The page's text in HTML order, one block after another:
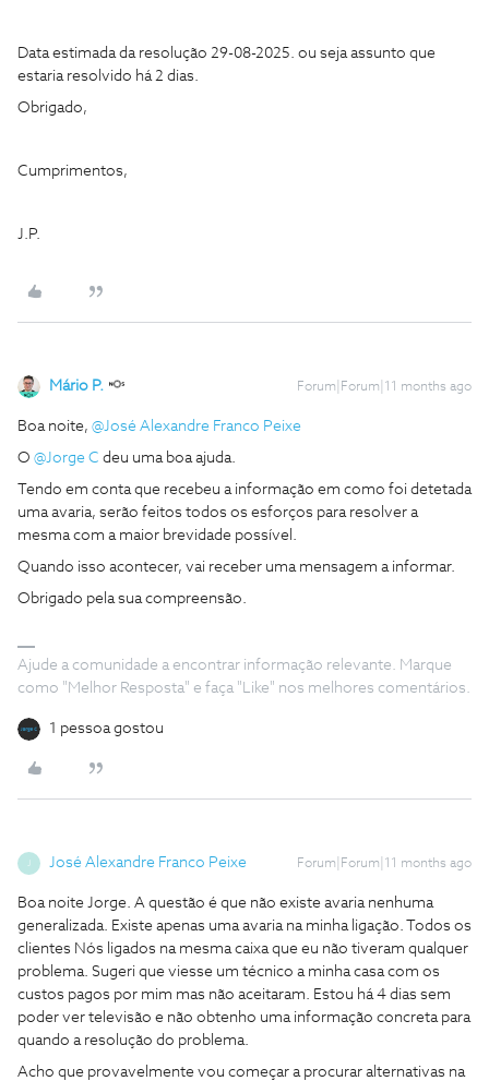
Data estimada da resolução 29-08-2025. ou seja assunto que
estaria resolvido há 2 dias.
Obrigado,
Cumprimentos,
J.P.
Mário P. Forum|Forum|11 months ago
Boa noite, ​ @José Alexandre Franco Peixe
O ​ @Jorge C deu uma boa ajuda.
Tendo em conta que recebeu a informação em como foi detetada
uma avaria, serão feitos todos os esforços para resolver a
mesma com a maior brevidade possível.
Quando isso acontecer, vai receber uma mensagem a informar.
Obrigado pela sua compreensão.
Ajude a comunidade a encontrar informação relevante. Marque
como "Melhor Resposta" e faça "Like" nos melhores comentários.
1 pessoa gostou
José Alexandre Franco Peixe Forum|Forum|11 months ago
Boa noite Jorge. A questão é que não existe avaria nenhuma
generalizada. Existe apenas uma avaria na minha ligação. Todos os
clientes Nós ligados na mesma caixa que eu não tiveram qualquer
problema. Sugeri que viesse um técnico a minha casa com os
custos pagos por mim mas não aceitaram. Estou há 4 dias sem
poder ver televisão e não obtenho uma informação concreta para
quando a resolução do problema.
Acho que provavelmente vou começar a procurar alternativas na